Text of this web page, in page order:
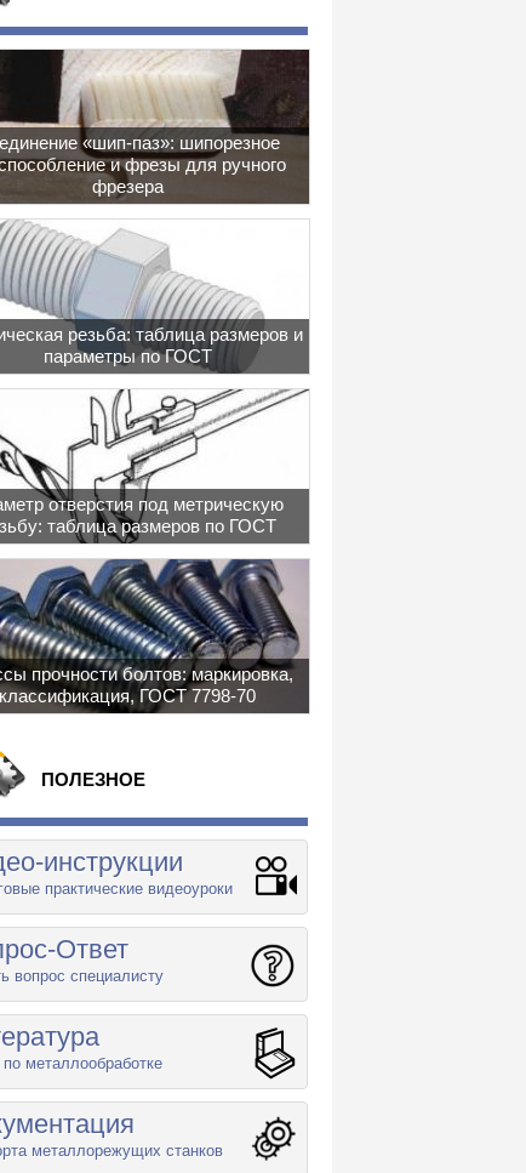
«шип-паз»: шипорезное
и фрезы для ручного
фрезера
резьба: таблица размеров и
параметры по ГОСТ
отверстия под метрическую
таблица размеров по ГОСТ
прочности болтов: маркировка,
классификация, ГОСТ 7798-70
ПОЛЕЗНОЕ
инструкции
практические видеоуроки
Ответ
вопрос специалисту
по металлообработке
металлорежущих станков